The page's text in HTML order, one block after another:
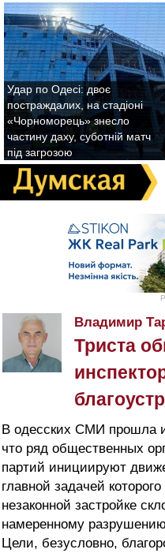
Удар по Одесі: двоє
постраждалих, на стадіоні
«Чорноморець» знесло
частину даху, суботній матч
під загрозою
Владимир
Триста
В одесских СМИ прошла
что ряд общественных
партий инициируют
главной задачей
незаконной застройке
намеренному
Цели, безусловно,